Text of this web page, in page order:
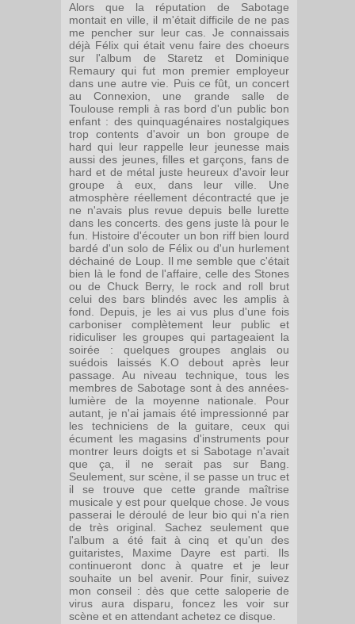
Alors que la réputation de Sabotage
montait en ville, il m'était difficile de ne pas
me pencher sur leur cas. Je connaissais
déjà Félix qui était venu faire des choeurs
sur l'album de Staretz et Dominique
Remaury qui fut mon premier employeur
dans une autre vie. Puis ce fût, un concert
au Connexion, une grande salle de
Toulouse rempli à ras bord d'un public bon
enfant : des quinquagénaires nostalgiques
trop contents d'avoir un bon groupe de
hard qui leur rappelle leur jeunesse mais
aussi des jeunes, filles et garçons, fans de
hard et de métal juste heureux d'avoir leur
groupe à eux, dans leur ville. Une
atmosphère réellement décontracté que je
ne n'avais plus revue depuis belle lurette
dans les concerts. des gens juste là pour le
fun. Histoire d'écouter un bon riff bien lourd
bardé d'un solo de Félix ou d'un hurlement
déchainé de Loup. Il me semble que c'était
bien là le fond de l'affaire, celle des Stones
ou de Chuck Berry, le rock and roll brut
celui des bars blindés avec les amplis à
fond. Depuis, je les ai vus plus d'une fois
carboniser complètement leur public et
ridiculiser les groupes qui partageaient la
soirée : quelques groupes anglais ou
suédois laissés K.O debout après leur
passage. Au niveau technique, tous les
membres de Sabotage sont à des années-
lumière de la moyenne nationale. Pour
autant, je n'ai jamais été impressionné par
les techniciens de la guitare, ceux qui
écument les magasins d'instruments pour
montrer leurs doigts et si Sabotage n'avait
que ça, il ne serait pas sur Bang.
Seulement, sur scène, il se passe un truc et
il se trouve que cette grande maîtrise
musicale y est pour quelque chose. Je vous
passerai le déroulé de leur bio qui n'a rien
de très original. Sachez seulement que
l'album a été fait à cinq et qu'un des
guitaristes, Maxime Dayre est parti. Ils
continueront donc à quatre et je leur
souhaite un bel avenir. Pour finir, suivez
mon conseil : dès que cette saloperie de
virus aura disparu, foncez les voir sur
scène et en attendant achetez ce disque.